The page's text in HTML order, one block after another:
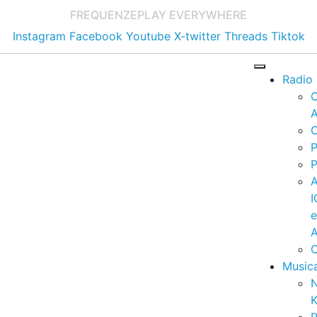
FREQUENZEPLAY EVERYWHERE
Instagram Facebook Youtube X-twitter Threads Tiktok
Radio
e